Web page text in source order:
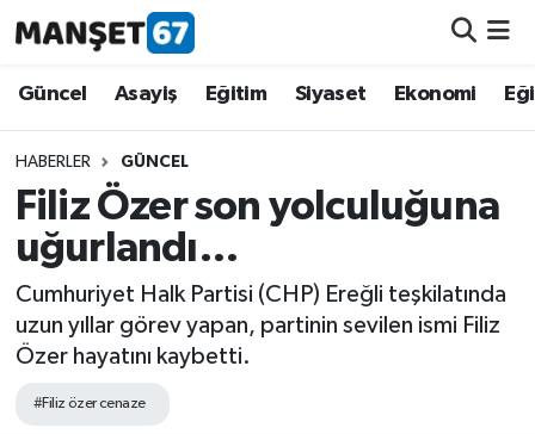
Güncel Asayiş Eğitim Siyaset Ekonomi
HABERLER GÜNCEL
Filiz Özer son yolculuğuna
uğurlandı…
Cumhuriyet Halk Partisi (CHP) Ereğli teşkilatında
uzun yıllar görev yapan, partinin sevilen ismi Filiz
Özer hayatını kaybetti.
#Filiz özer cenaze
Güncel
Asayiş
Siyaset
Eğitim
Ekonomi